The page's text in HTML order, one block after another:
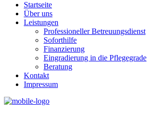
Startseite
Über uns
Leistungen
Professioneller Betreuungsdienst
Soforthilfe
Finanzierung
Eingradierung in die Pflegegrade
Beratung
Kontakt
Impressum